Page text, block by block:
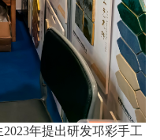
年提出研发邛彩手工